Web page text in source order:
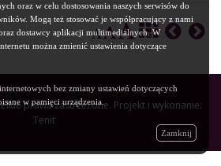
prawa zastrzeżone. Projekt i wykonanie:
Tenit
oraz w celu dostosowania naszych serwisów do
Mogą też stosować je współpracujący z nami
dostawcy aplikacji multimedialnych. W
można zmienić ustawienia dotyczące
bez zmiany ustawień dotyczących
w pamięci urządzenia.
Zamknij